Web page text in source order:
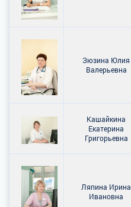
Зюзина Юлия
Валерьевна
Кашайкина
Екатерина
Григорьевна
Ляпина Ирина
Ивановна